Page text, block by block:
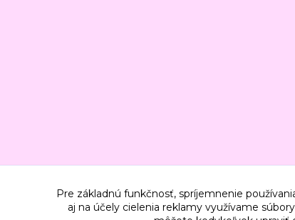
Pre základnú funkčnosť, spríjemnenie
aj na účely cielenia reklamy využívame